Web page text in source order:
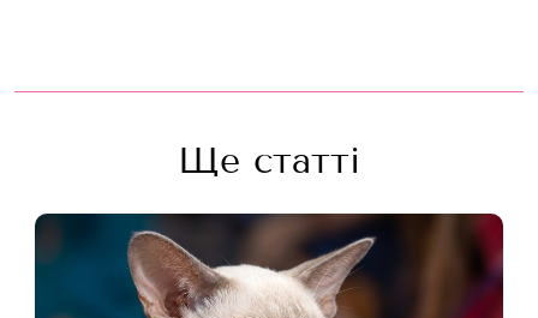
Ще статті